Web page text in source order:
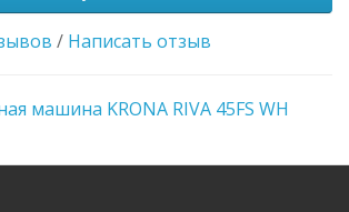
/ Написать отзыв
машина KRONA RIVA 45FS WH